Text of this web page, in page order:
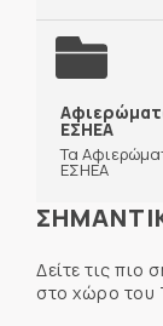
ΕΣΗΕΑ
Τα
ΕΣΗΕΑ
Δείτε τις πιο
στο χώρο του